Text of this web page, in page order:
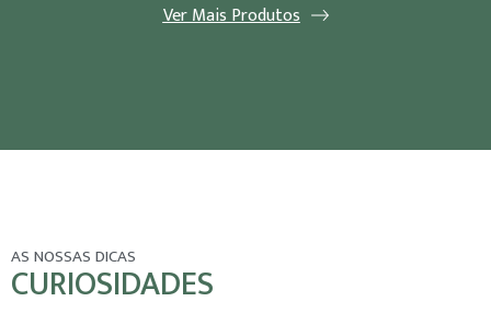
Ver Mais Produtos
AS NOSSAS DICAS
CURIOSIDADES